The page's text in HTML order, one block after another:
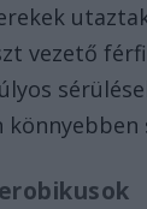
vezető
könnyebben